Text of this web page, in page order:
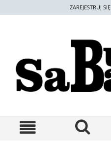
ZAREJESTRUJ SIĘ